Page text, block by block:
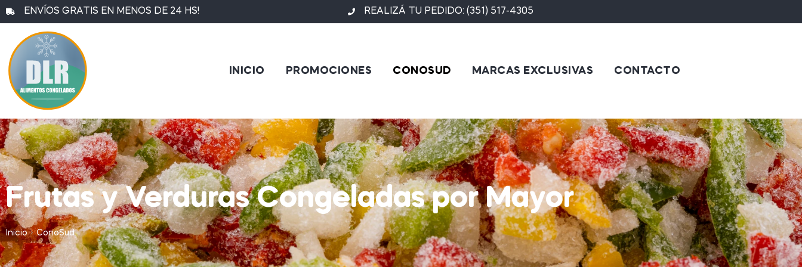
ENVÍOS GRATIS EN MENOS DE 24 HS! REALIZÁ TU PEDIDO: (351) 517-4305
INICIO PROMOCIONES CONOSUD MARCAS EXCLUSIVAS CONTACTO
Frutas y Verduras Congeladas por Mayor
Inicio ConoSud